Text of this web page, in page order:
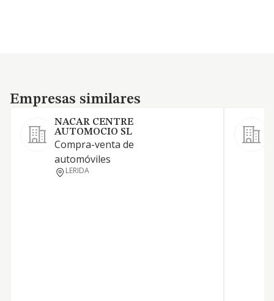
Empresas similares
Empresas similares
NACAR CENTRE
AUTOMOCIO SL
Compra-venta de
automóviles
LERIDA